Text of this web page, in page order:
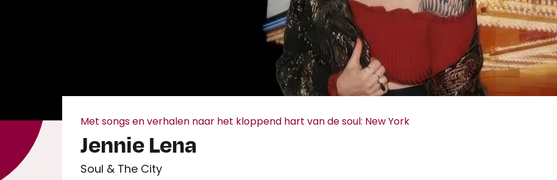
Jennie Lena
Soul & The City
Met songs en verhalen naar het kloppend hart van de soul: New York